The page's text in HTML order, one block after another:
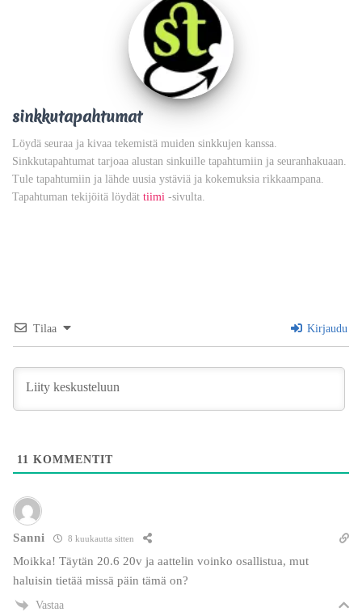
sinkkutapahtumat
Löydä seuraa ja kivaa tekemistä muiden sinkkujen kanssa.
Sinkkutapahtumat tarjoaa alustan sinkuille tapahtumiin ja seuranhakuaan.
Tule tapahtumiin ja lähde uusia ystäviä ja kokemuksia rikkaampana.
Tapahtuman tekijöitä löydät tiimi -sivulta.
Tilaa Kirjaudu
11 KOMMENTIT
Sanni 8 kuukautta sitten
Moikka! Täytän 20.6 20v ja aattelin voinko osallistua, mut
haluisin tietää missä päin tämä on?
Vastaa